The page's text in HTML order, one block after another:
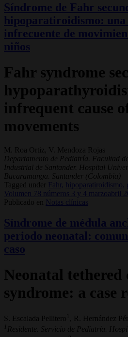
Síndrome de Fahr
hipoparatiroidismo: una
infrecuente de
niños
Fahr syndrome
infrequent cause
movements
M. Roa Ortiz, V. Mendoza Rojas
Departamento de Pediatría. Facultad
Industrial de Santander. Hospital
Bucaramanga. Santander (Colombia)
Tagged under
Fahr, hipoparatiroidismo,
Volumen 78 números 3 y 4 marzoabril
Publicado en
Notas clínicas
Síndrome de médula
periodo neonatal:
caso
Neonatal tethered
syndrome: a case
S. Escalada Pellitero 1 , R. Hernández
1 Residente. Servicio de Pediatría.